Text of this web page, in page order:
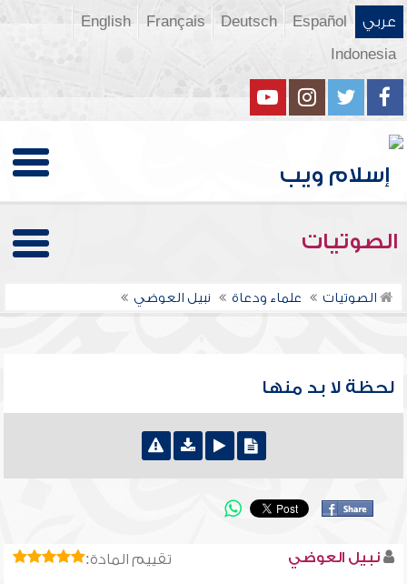
عربي Español
Deutsch
Français
English
Indonesia
الصوتيات
الصوتيات علماء ودعاة نبيل العوضي
لحظة لا بد منها
تقييم المادة: نبيل العوضي